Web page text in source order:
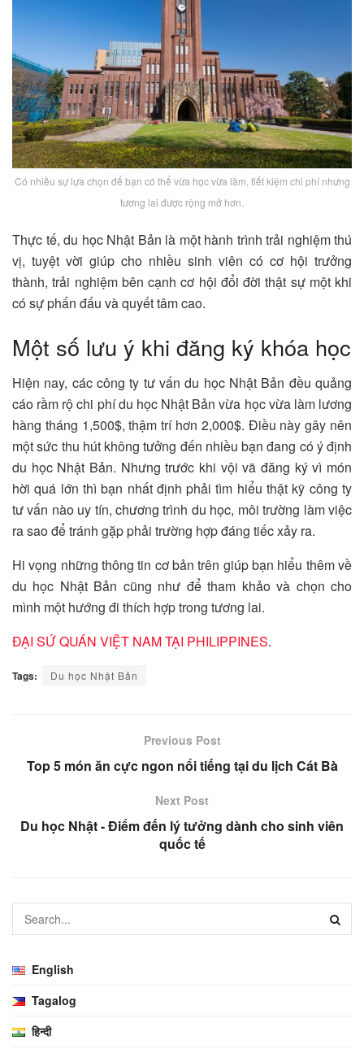
Có nhiều sự lựa chọn để bạn có thể vừa học vừa làm, tiết kiệm chi phí nhưng
tương lai được rộng mở hơn.
Thực tế, du học Nhật Bản là một hành trình trải nghiệm thú
vị, tuyệt vời giúp cho nhiều sinh viên có cơ hội trưởng
thành, trải nghiệm bên cạnh cơ hội đổi đời thật sự một khi
có sự phấn đấu và quyết tâm cao.
Một số lưu ý khi đăng ký khóa học
Hiện nay, các công ty tư vấn du học Nhật Bản đều quảng
cáo rầm rộ chi phí du học Nhật Bản vừa học vừa làm lương
hàng tháng 1,500$, thậm trí hơn 2,000$. Điều này gây nên
một sức thu hút không tưởng đến nhiều bạn đang có ý định
du học Nhật Bản. Nhưng trước khi vội vã đăng ký vì món
hời quá lớn thì bạn nhất định phải tìm hiểu thật kỹ công ty
tư vấn nào uy tín, chương trình du học, môi trường làm việc
ra sao để tránh gặp phải trường hợp đáng tiếc xảy ra.
Hi vọng những thông tin cơ bản trên giúp bạn hiểu thêm về
du học Nhật Bản cũng như để tham khảo và chọn cho
mình một hướng đi thích hợp trong tương lai.
ĐẠI SỨ QUÁN VIỆT NAM TẠI PHILIPPINES.
Tags: Du học Nhật Bản
Previous Post
Top 5 món ăn cực ngon nổi tiếng tại du lịch Cát Bà
Next Post
Du học Nhật - Điểm đến lý tưởng dành cho sinh viên
quốc tế
English
Tagalog
हिन्दी